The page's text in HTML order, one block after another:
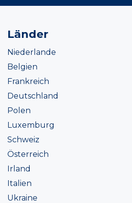
Länder
Niederlande
Belgien
Frankreich
Deutschland
Polen
Luxemburg
Schweiz
Österreich
Irland
Italien
Ukraine